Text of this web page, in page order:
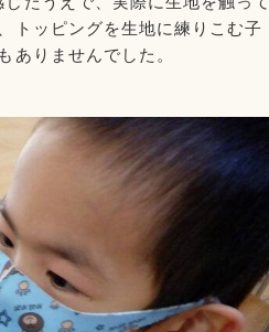
トッピングを生地に練りこむ子
ありませんでした。